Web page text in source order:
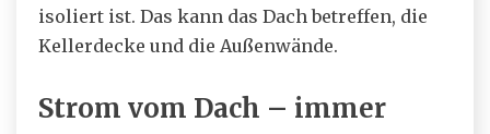
isoliert ist. Das kann das Dach betreffen, die
Kellerdecke und die Außenwände.
Strom vom Dach – immer